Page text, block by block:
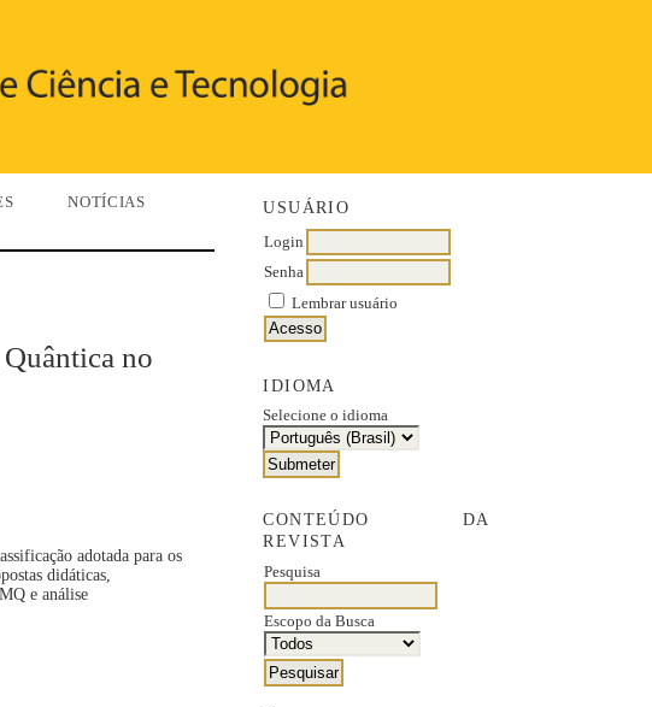
USUÁRIO
Login
Senha
Lembrar usuário
IDIOMA
Selecione o idioma
CONTEÚDO DA
REVISTA
Pesquisa
Escopo da Busca
NOTÍCIAS
no
adotada para os
didáticas,
e análise